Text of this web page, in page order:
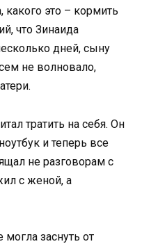
это – кормить
что Зинаида
дней, сыну
не волновало,
тратить на себя. Он
и теперь все
не разговорам с
с женой, а
заснуть от